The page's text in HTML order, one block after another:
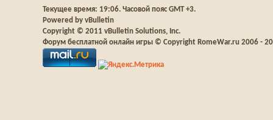
Текущее время: 19:06. Часовой пояс GMT +3.
Powered by vBulletin
Copyright © 2011 vBulletin Solutions, Inc.
Форум бесплатной онлайн игры © Copyright RomeWar.ru 2006 -